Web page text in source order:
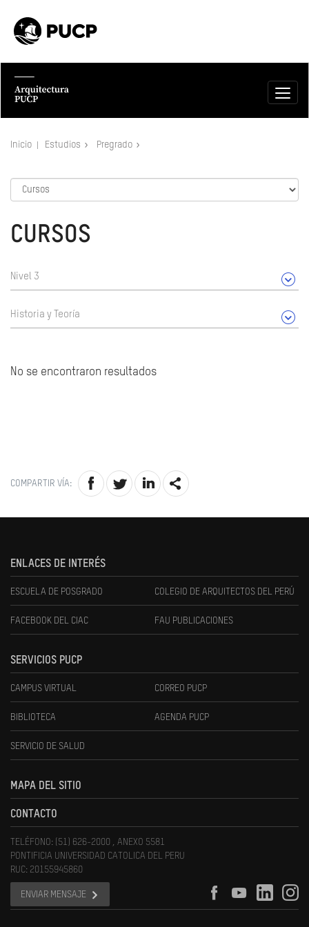
Inicio Estudios Pregrado
CURSOS
Nivel 3
Historia y Teoría
No se encontraron resultados
COMPARTIR VÍA:
ENLACES DE INTERÉS
ESCUELA DE POSGRADO COLEGIO DE ARQUITECTOS DEL PERÚ
FACEBOOK DEL CIAC FAU PUBLICACIONES
SERVICIOS PUCP
CAMPUS VIRTUAL CORREO PUCP
BIBLIOTECA AGENDA PUCP
SERVICIO DE SALUD
MAPA DEL SITIO
CONTACTO
TELÉFONO: (51) 626-2000 , ANEXO 5581
PONTIFICIA UNIVERSIDAD CATOLICA DEL PERU
RUC: 20155945860
ENVIAR MENSAJE